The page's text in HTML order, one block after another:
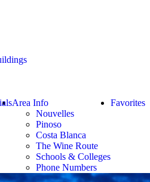
Favorites
Area Info
Nouvelles
Pinoso
Costa Blanca
The Wine Route
Schools & Colleges
Phone Numbers